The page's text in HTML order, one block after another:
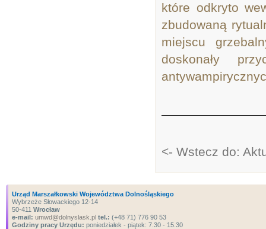
które odkryto
zbudowaną
miejscu
doskonały
<- Wstecz do:
Urząd Marszałkowski Województwa Dolnośląskiego
Wybrzeże Słowackiego 12-14
50-411 Wrocław
e-mail: umwd@dolnyslask.pl tel.: (+48 71) 776 90 53
Godziny pracy Urzędu: poniedziałek - piątek: 7.30 - 15.30